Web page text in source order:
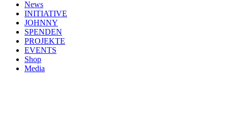
News
INITIATIVE
JOHNNY
SPENDEN
PROJEKTE
EVENTS
Shop
Media